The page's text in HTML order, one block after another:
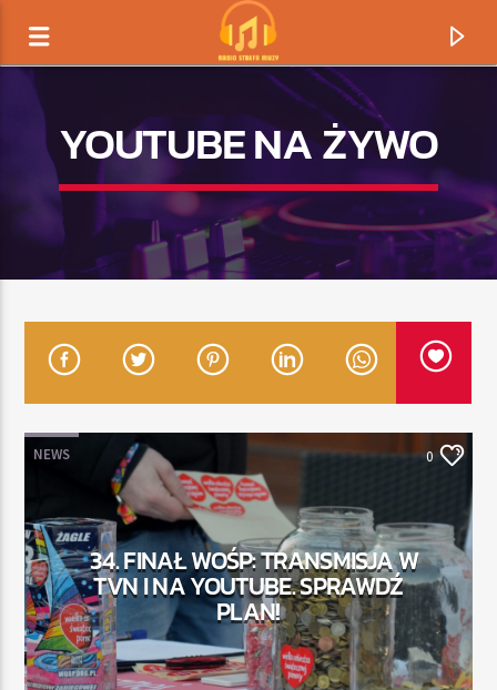
TYTUŁ
TERAZ
RADIO STREFA MUZY
00:00 21:00
YOUTUBE NA ŻYWO
NEWS 0
34. FINAŁ WOŚP: TRANSMISJA W
TVN I NA YOUTUBE. SPRAWDŹ
PLAN!